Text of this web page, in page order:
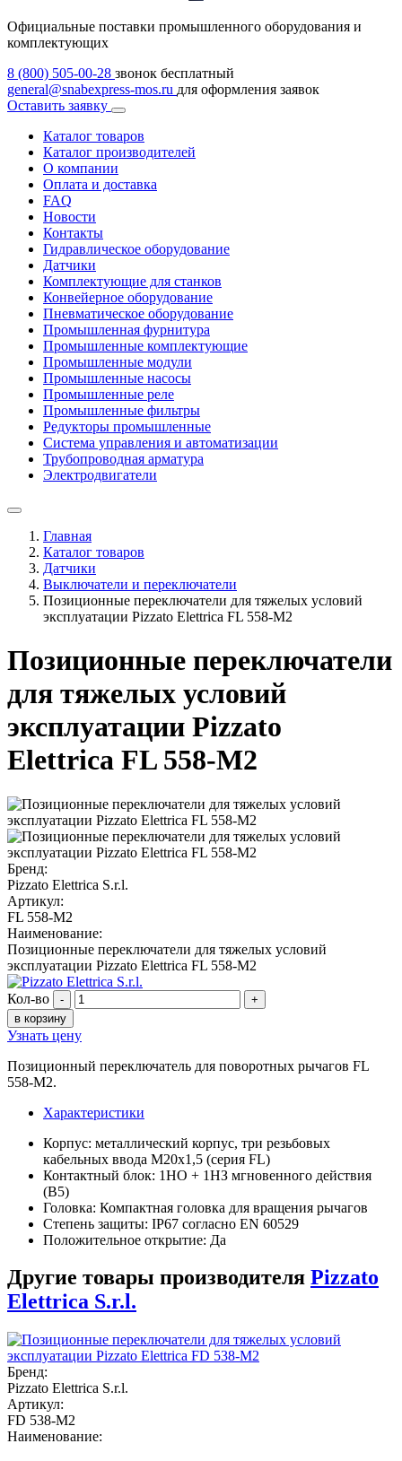
Официальные поставки промышленного оборудования и
комплектующих
8 (800) 505-00-28 звонок бесплатный
general@snabexpress-mos.ru для оформления заявок
Оставить заявку
Каталог товаров
Каталог производителей
О компании
Оплата и доставка
FAQ
Новости
Контакты
Гидравлическое оборудование
Датчики
Комплектующие для станков
Конвейерное оборудование
Пневматическое оборудование
Промышленная фурнитура
Промышленные комплектующие
Промышленные модули
Промышленные насосы
Промышленные реле
Промышленные фильтры
Редукторы промышленные
Система управления и автоматизации
Трубопроводная арматура
Электродвигатели
Главная
Каталог товаров
Датчики
Выключатели и переключатели
Позиционные переключатели для тяжелых условий
эксплуатации Pizzato Elettrica FL 558-M2
Позиционные переключатели
для тяжелых условий
эксплуатации Pizzato
Elettrica FL 558-M2
Бренд:
Pizzato Elettrica S.r.l.
Артикул:
FL 558-M2
Наименование:
Позиционные переключатели для тяжелых условий
эксплуатации Pizzato Elettrica FL 558-M2
Кол-во -
+
в корзину
Узнать цену
Позиционный переключатель для поворотных рычагов FL
558-M2.
Характеристики
Корпус: металлический корпус, три резьбовых
кабельных ввода M20x1,5 (серия FL)
Контактный блок: 1НО + 1НЗ мгновенного действия
(B5)
Головка: Компактная головка для вращения рычагов
Степень защиты: IP67 согласно EN 60529
Положительное открытие: Да
Другие товары производителя Pizzato
Elettrica S.r.l.
Бренд:
Pizzato Elettrica S.r.l.
Артикул:
FD 538-M2
Наименование: